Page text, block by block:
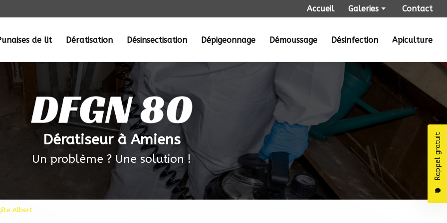
Navigation secondaire
Accueil Galeries
Dératisation
Désinsectisation
Dépigeonnage
Démoussage
Désinfection
Apiculture
Contact
Rappel gratuit
de lit
Dératisation Désinsectisation Dépigeonnage Démoussage Désinfection Apiculture
Dératiseur à Amiens
Un problème ? Une solution !
Albert